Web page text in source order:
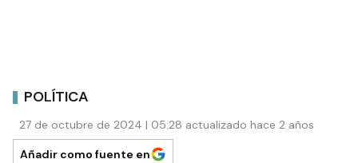
POLÍTICA
27 de octubre de 2024 | 05:28 actualizado hace 2 años
Añadir como fuente en